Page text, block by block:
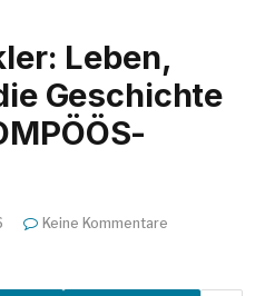
Leben,
Geschichte
Keine Kommentare